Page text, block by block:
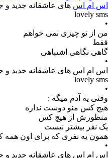
اس ام اس های عاشقانه جدید
lovely sms
•
من از تو چیزی نمی خواهم
فقط
گاهی نگاهی اشتباهی
•
اس ام اس های عاشقانه جدید
lovely sms
•
وقتی یه آدم میگه :
هیچ کس منو دوست نداره
منظورش از هیچ کس
یک نفر بیشتر نیست
همون یه نفری که برای اون همه
•
اس ام اس های عاشقانه جدید